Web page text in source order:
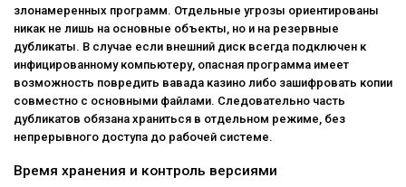
злонамеренных программ. Отдельные угрозы ориентированы
никак не лишь на основные объекты, но и на резервные
дубликаты. В случае если внешний диск всегда подключен к
инфицированному компьютеру, опасная программа имеет
возможность повредить вавада казино либо зашифровать копии
совместно с основными файлами. Следовательно часть
дубликатов обязана храниться в отдельном режиме, без
непрерывного доступа до рабочей системе.
Время хранения и контроль версиями